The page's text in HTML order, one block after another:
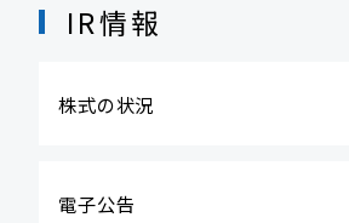
IR情報
株式の状況
電子公告